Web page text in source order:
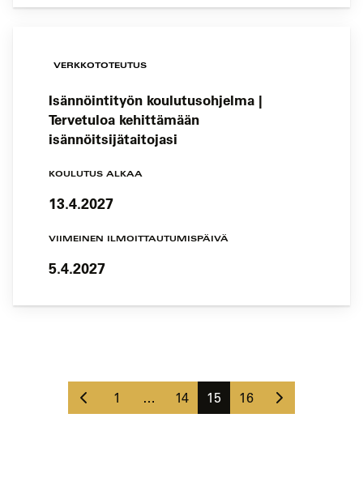
VERKKOTOTEUTUS
Isännöintityön koulutusohjelma |
Tervetuloa kehittämään
isännöitsijätaitojasi
KOULUTUS ALKAA
13.4.2027
VIIMEINEN ILMOITTAUTUMISPÄIVÄ
5.4.2027
Edellinen
Sivu
1 … Sivu
14 Sivu
15 Sivu
16
Seuraava
sivu